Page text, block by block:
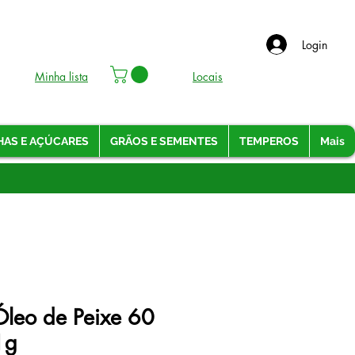
Login
Minha lista Locais
E AÇÚCARES GRÃOS E SEMENTES TEMPEROS Mais
de Peixe 60